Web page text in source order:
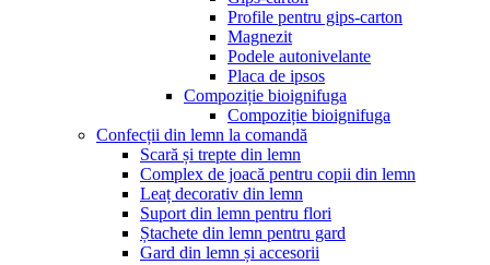
Profile pentru gips-carton
Magnezit
Podele autonivelante
Placa de ipsos
Compoziție bioignifuga
Compoziție bioignifuga
Confecții din lemn la comandă
Scară și trepte din lemn
Complex de joacă pentru copii din lemn
Leaț decorativ din lemn
Suport din lemn pentru flori
Ștachete din lemn pentru gard
Gard din lemn și accesorii